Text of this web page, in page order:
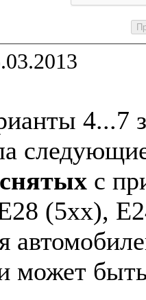
4...7
снятых с
(5xx),
может